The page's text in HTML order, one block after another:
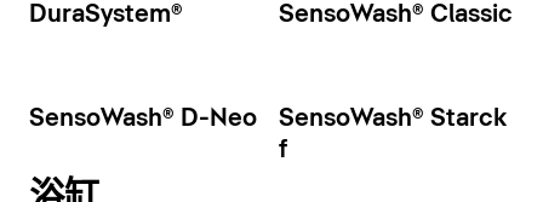
DuraSystem® SensoWash® Classic
SensoWash® D-Neo
SensoWash® Starck
f